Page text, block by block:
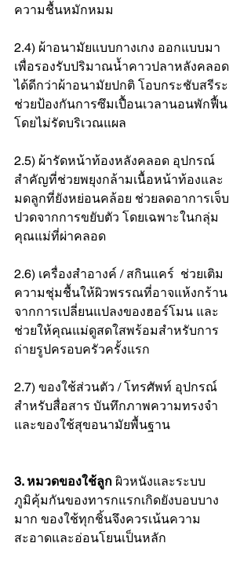
ความชื้นหมักหมม
2.4) ผ้าอนามัยแบบกางเกง ออกแบบมา
เพื่อรองรับปริมาณน้ำคาวปลาหลังคลอด
ได้ดีกว่าผ้าอนามัยปกติ โอบกระชับสรีระ
ช่วยป้องกันการซึมเปื้อนเวลานอนพักฟื้น
โดยไม่รัดบริเวณแผล
2.5) ผ้ารัดหน้าท้องหลังคลอด อุปกรณ์
สำคัญที่ช่วยพยุงกล้ามเนื้อหน้าท้องและ
มดลูกที่ยังหย่อนคล้อย ช่วยลดอาการเจ็บ
ปวดจากการขยับตัว โดยเฉพาะในกลุ่ม
คุณแม่ที่ผ่าคลอด
2.6) เครื่องสำอางค์ / สกินแคร์  ช่วยเติม
ความชุ่มชื้นให้ผิวพรรณที่อาจแห้งกร้าน
จากการเปลี่ยนแปลงของฮอร์โมน และ
ช่วยให้คุณแม่ดูสดใสพร้อมสำหรับการ
ถ่ายรูปครอบครัวครั้งแรก
2.7) ของใช้ส่วนตัว / โทรศัพท์ อุปกรณ์
สำหรับสื่อสาร บันทึกภาพความทรงจำ
และของใช้สุขอนามัยพื้นฐาน
3. หมวดของใช้ลูก ผิวหนังและระบบ
ภูมิคุ้มกันของทารกแรกเกิดยังบอบบาง
มาก ของใช้ทุกชิ้นจึงควรเน้นความ
สะอาดและอ่อนโยนเป็นหลัก